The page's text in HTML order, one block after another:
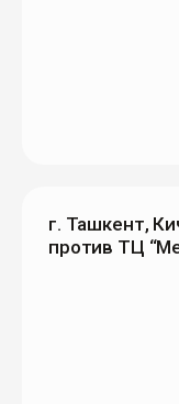
г. Ташкент,
против ТЦ